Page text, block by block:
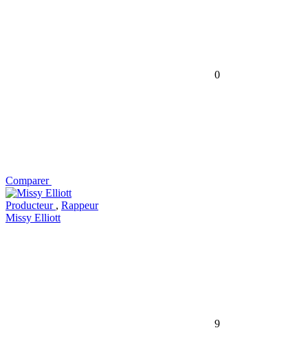
0
Comparer
Producteur , Rappeur
Missy Elliott
9